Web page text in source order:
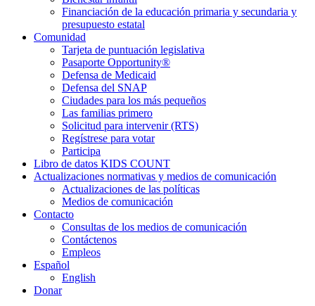
Financiación de la educación primaria y secundaria y
presupuesto estatal
Comunidad
Tarjeta de puntuación legislativa
Pasaporte Opportunity®
Defensa de Medicaid
Defensa del SNAP
Ciudades para los más pequeños
Las familias primero
Solicitud para intervenir (RTS)
Regístrese para votar
Participa
Libro de datos KIDS COUNT
Actualizaciones normativas y medios de comunicación
Actualizaciones de las políticas
Medios de comunicación
Contacto
Consultas de los medios de comunicación
Contáctenos
Empleos
Español
English
Donar